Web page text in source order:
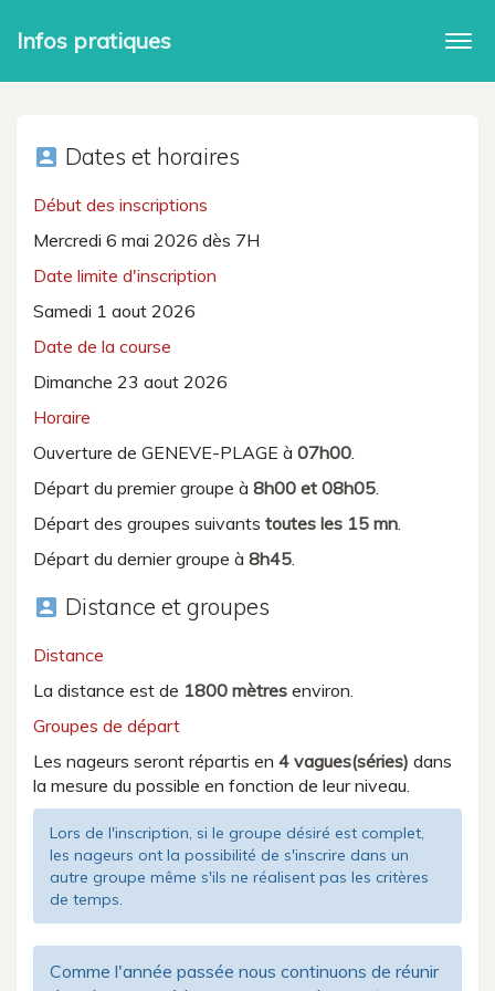
Infos pratiques
account_box Dates et horaires
Début des inscriptions
Mercredi 6 mai 2026 dès 7H
Date limite d'inscription
Samedi 1 aout 2026
Date de la course
Dimanche 23 aout 2026
Horaire
Ouverture de GENEVE-PLAGE à 07h00.
Départ du premier groupe à 8h00 et 08h05.
Départ des groupes suivants toutes les 15 mn.
Départ du dernier groupe à 8h45.
account_box Distance et groupes
Distance
La distance est de 1800 mètres environ.
Groupes de départ
Les nageurs seront répartis en 4 vagues(séries) dans
la mesure du possible en fonction de leur niveau.
Lors de l'inscription, si le groupe désiré est complet,
les nageurs ont la possibilité de s'inscrire dans un
autre groupe même s'ils ne réalisent pas les critères
de temps.
Comme l'année passée nous continuons de réunir